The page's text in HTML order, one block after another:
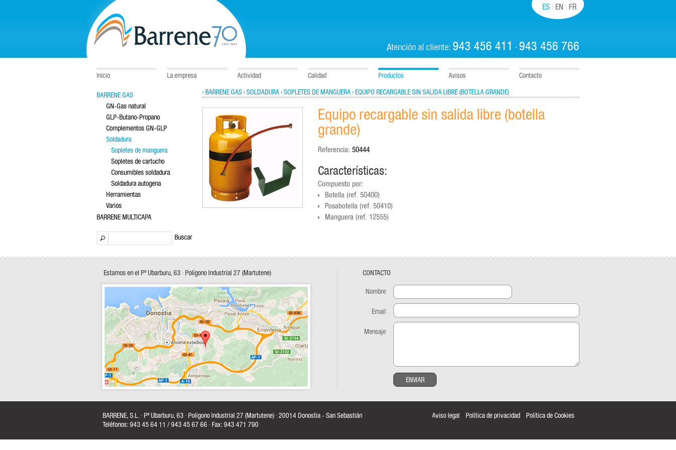
ES EN FR
Atención al cliente: 943 456 411 · 943 456 766
Inicio La empresa Actividad Calidad Productos Avisos Contacto
BARRENE GAS
GN-Gas natural
GLP-Butano-Propano
Complementos GN-GLP
Soldadura
Sopletes de manguera
Sopletes de cartucho
Consumibles soldadura
Soldadura autogena
Herramientas
Varios
BARRENE MULTICAPA
Buscar
› BARRENE GAS › SOLDADURA › SOPLETES DE MANGUERA › EQUIPO RECARGABLE SIN SALIDA LIBRE (BOTELLA GRANDE)
Equipo recargable sin salida libre (botella
grande)
Referencia: 50444
Características:
Compuesto por:
Botella (ref. 50400)
Posabotella (ref. 50410)
Manguera (ref. 12555)
Estamos en el Pº Ubarburu, 63 · Polígono Industrial 27 (Martutene) CONTACTO
Nombre
Email
Mensaje
ENVIAR
BARRENE, S.L. · Pº Ubarburu, 63 · Polígono Industrial 27 (Martutene) · 20014 Donostia - San Sebastián
Teléfonos: 943 45 64 11 / 943 45 67 66 · Fax: 943 471 790
Aviso legal · Política de privacidad · Política de Cookies